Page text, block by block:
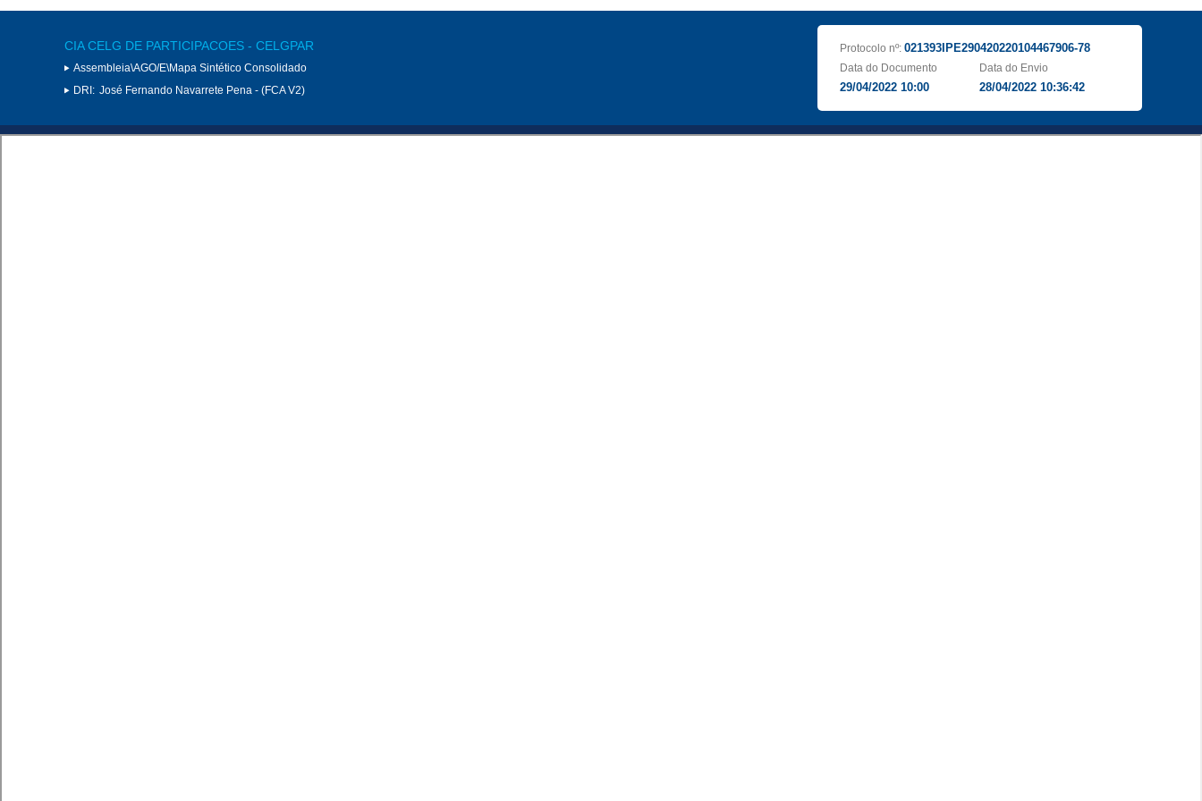
CIA CELG DE PARTICIPACOES - CELGPAR
Assembleia\AGO/E\Mapa Sintético Consolidado
DRI: José Fernando Navarrete Pena - (FCA V2)
Protocolo nº: 021393IPE290420220104467906-78
Data do Documento
29/04/2022 10:00
Data do Envio
28/04/2022 10:36:42